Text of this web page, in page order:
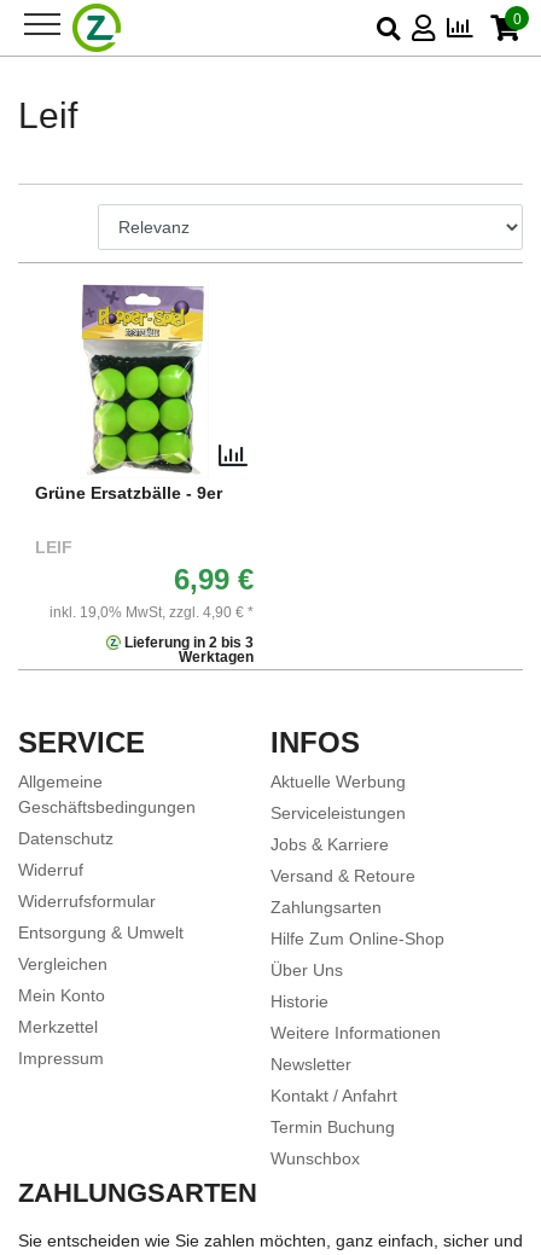
0
Leif
Grüne Ersatzbälle - 9er
LEIF
6,99 €
inkl. 19,0% MwSt, zzgl. 4,90 € *
Lieferung in 2 bis 3
Werktagen
SERVICE
Allgemeine
Geschäftsbedingungen
Datenschutz
Widerruf
Widerrufsformular
Entsorgung & Umwelt
Vergleichen
Mein Konto
Merkzettel
Impressum
INFOS
Aktuelle Werbung
Serviceleistungen
Jobs & Karriere
Versand & Retoure
Zahlungsarten
Hilfe Zum Online-Shop
Über Uns
Historie
Weitere Informationen
Newsletter
Kontakt / Anfahrt
Termin Buchung
Wunschbox
ZAHLUNGSARTEN
Sie entscheiden wie Sie zahlen möchten, ganz einfach, sicher und